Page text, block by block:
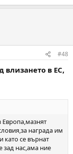
#48
влизането в ЕС,
Европа,мазнят
награда им
като се върнат
зад нас,ама ние